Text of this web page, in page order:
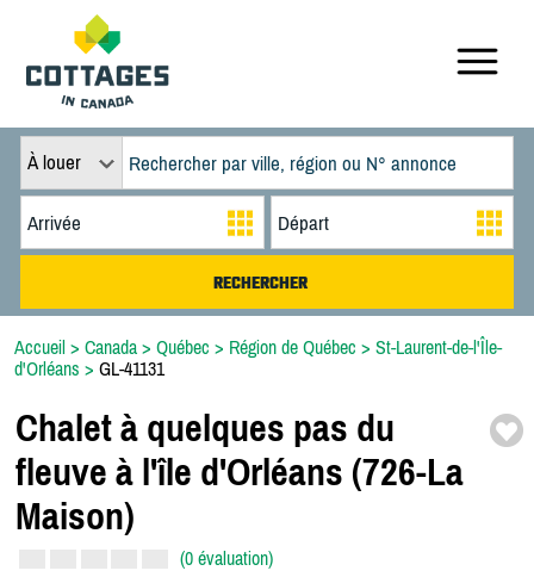
À louer
Accueil > Canada > Québec > Région de Québec > St-Laurent-de-l'Île-
d'Orléans > GL-41131
Chalet à quelques pas du
fleuve à l'île d'Orléans (726-La
Maison)
(0 évaluation)